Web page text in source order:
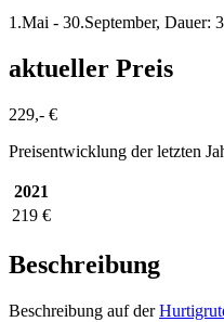
1.Mai - 30.September, Dauer:
aktueller Preis
229,- €
Preisentwicklung der letzten
2021
219 €
Beschreibung
Beschreibung auf der